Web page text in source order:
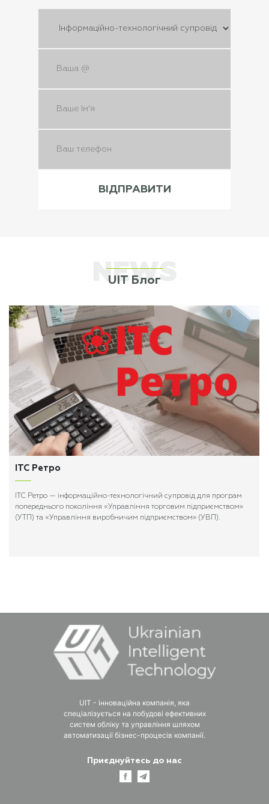
UIT Блог
NEWS
ІТС Ретро
ІТС Ретро — інформаційно-технологічний супровід для програм
попереднього покоління «Управління торговим підприємством»
(УТП) та «Управління виробничим підприємством» (УВП).
UIT - інноваційна компанія, яка
спеціалізується на побудові ефективних
систем обліку та управління шляхом
автоматизації бізнес-процесів компанії.
Приєднуйтесь до нас